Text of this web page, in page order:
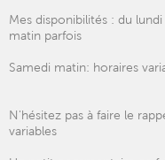
Mes disponibilités : du
matin parfois
Samedi matin: horaires
N'hésitez pas à faire le
variables